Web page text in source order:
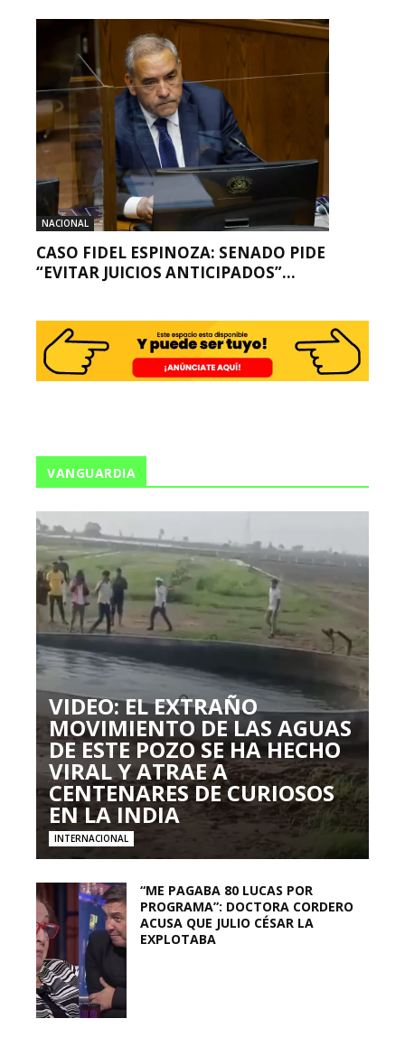
NACIONAL
CASO FIDEL ESPINOZA: SENADO PIDE
“EVITAR JUICIOS ANTICIPADOS”...
VANGUARDIA
VIDEO: EL EXTRAÑO
MOVIMIENTO DE LAS AGUAS
DE ESTE POZO SE HA HECHO
VIRAL Y ATRAE A
CENTENARES DE CURIOSOS
EN LA INDIA
INTERNACIONAL
“ME PAGABA 80 LUCAS POR
PROGRAMA”: DOCTORA CORDERO
ACUSA QUE JULIO CÉSAR LA
EXPLOTABA